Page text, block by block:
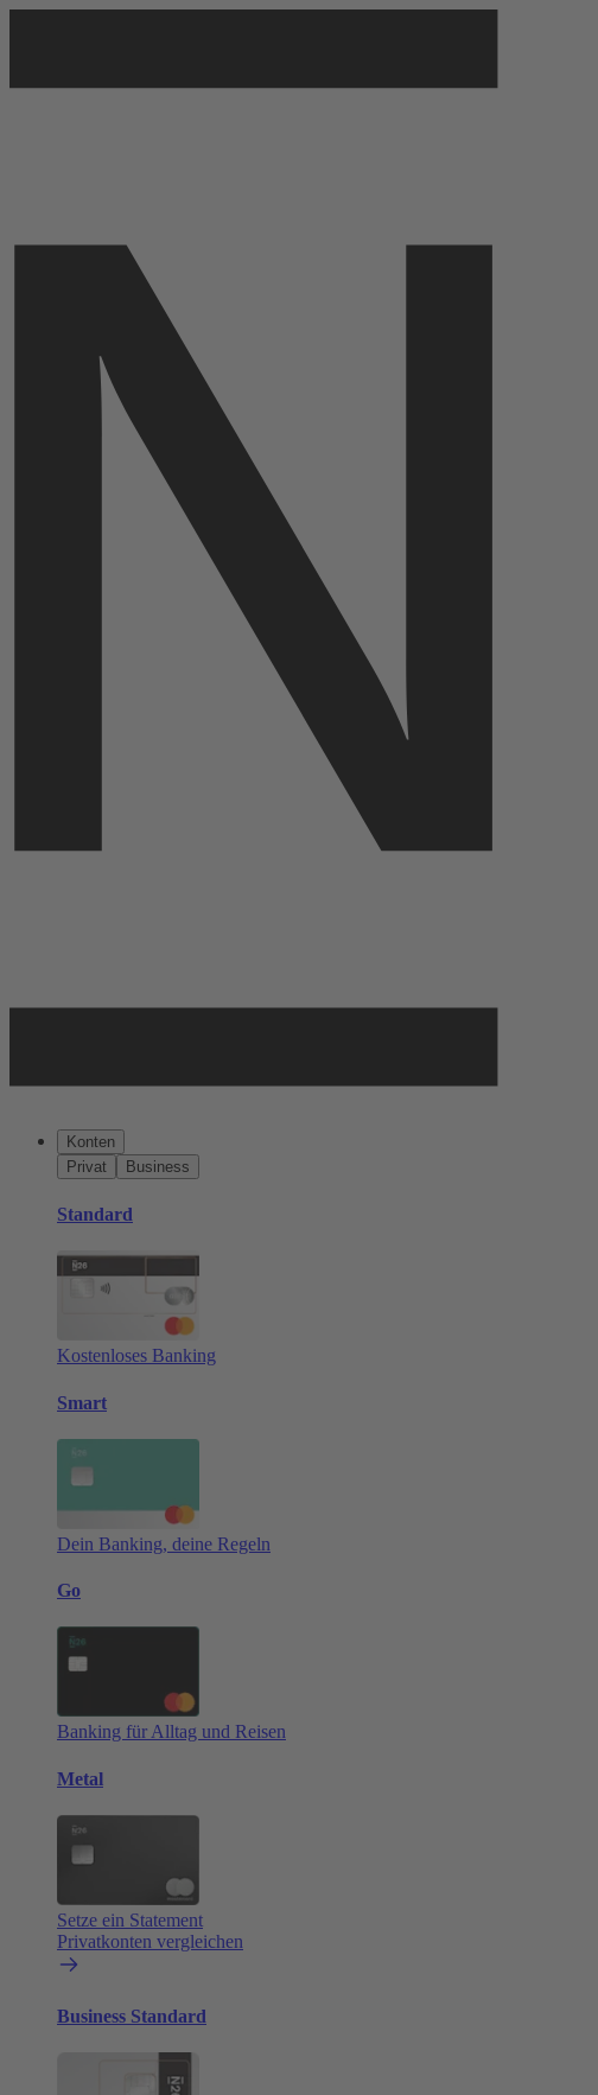
Konten
Privat
Business
Standard
Kostenloses Banking
Smart
Dein Banking, deine Regeln
Go
Banking für Alltag und Reisen
Metal
Setze ein Statement
Privatkonten vergleichen
Business Standard